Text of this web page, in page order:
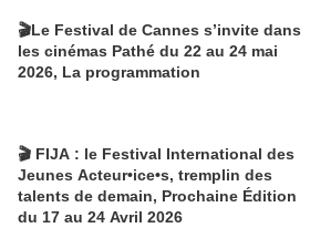
🎬Le Festival de Cannes s’invite dans
les cinémas Pathé du 22 au 24 mai
2026, La programmation
🎬 FIJA : le Festival International des
Jeunes Acteur•ice•s, tremplin des
talents de demain, Prochaine Édition
du 17 au 24 Avril 2026